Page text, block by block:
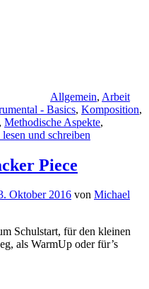
Allgemein, Arbeit
- Basics, Komposition,
, Methodische Aspekte,
und schreiben
Piece
Oktober 2016 von Michael
Schulstart, für den kleinen
als WarmUp oder für’s